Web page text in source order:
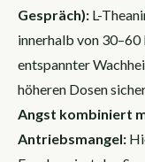
Gespräch): L-
innerhalb von
entspannter
höheren Dosen
Angst kombiniert
Antriebsmangel: